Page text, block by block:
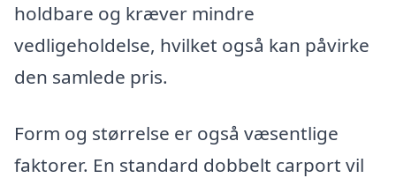
holdbare og kræver mindre
vedligeholdelse, hvilket også kan påvirke
den samlede pris.
Form og størrelse er også væsentlige
faktorer. En standard dobbelt carport vil